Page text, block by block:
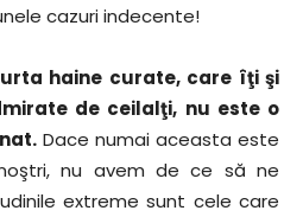
cazuri indecente!
haine curate, care îţi şi
de ceilalţi, nu este o
Dace numai aceasta este
nu avem de ce să ne
extreme sunt cele care